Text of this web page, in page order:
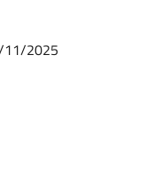
11/2025